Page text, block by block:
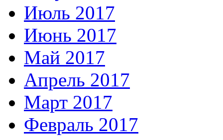
Июль 2017
Июнь 2017
Май 2017
Апрель 2017
Март 2017
Февраль 2017